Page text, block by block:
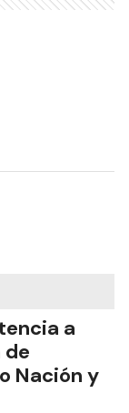
a
Nación y